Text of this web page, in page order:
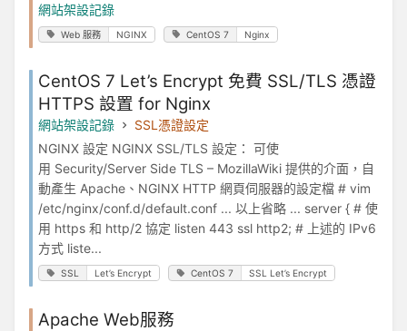
網站架設記錄
Web 服務 NGINX CentOS 7 Nginx
CentOS 7 Let’s Encrypt 免費 SSL/TLS 憑證
HTTPS 設置 for Nginx
網站架設記錄
SSL憑證設定
NGINX 設定 NGINX SSL/TLS 設定： 可使
用 Security/Server Side TLS – MozillaWiki 提供的介面，自
動產生 Apache、NGINX HTTP 網頁伺服器的設定檔 # vim
/etc/nginx/conf.d/default.conf ... 以上省略 ... server { # 使
用 https 和 http/2 協定 listen 443 ssl http2; # 上述的 IPv6
方式 liste...
SSL Let’s Encrypt CentOS 7 SSL Let’s Encrypt
Apache Web服務